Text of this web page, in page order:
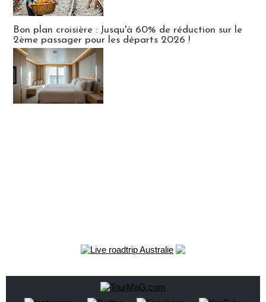
Bon plan croisière : Jusqu'à 60% de réduction sur le
2ème passager pour les départs 2026 !